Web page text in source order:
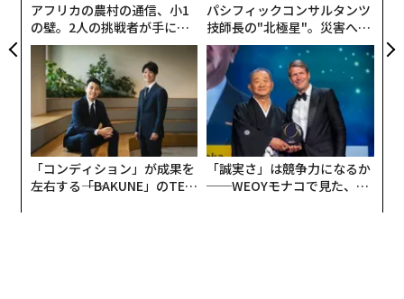
日常的な仕入先への支払いを例に取ろう。関連する事実
は、請求書、発注書、受領書、特別条件を含む契約書、
承認メール、そして6カ月前に誰かがERPに残したメモに
分散しているかもしれない。日々の業務では、買掛金担
当者は、これらの記録が食い違ったときにどの情報源を
信頼すべきかを把握している可能性が高い。発注書の価
格は正しいが、請求書の数量は一部分納を反映している
ことを知っている。この仕入先は必ず3日後に訂正版の
請求書を送ってくることも知っている。
アフリカの農村の通信、小1
の壁。2人の挑戦者が手にし
た「次なる武器」
パシフィックコンサルタンツ
技師長の"北極星"。災害への
無力感を乗り越え見つけた、
防災一筋20年の答え
「コンディション」が成果を
左右する――「BAKUNE」のTEN
「誠実さ」は競争力になるか
──WEOYモナコで見た、く